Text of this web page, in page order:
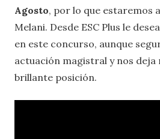
Agosto, por lo que estaremos
Melani. Desde ESC Plus le
en este concurso, aunque
actuación magistral y nos deja
brillante posición.